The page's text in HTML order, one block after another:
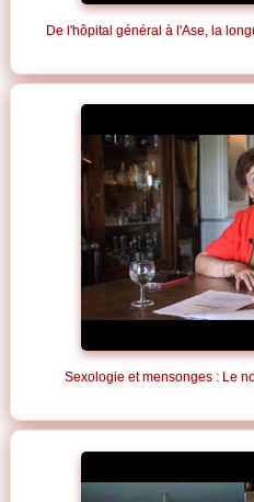
De l'hôpital général à l'Ase, la
Sexologie et mensonges : Le